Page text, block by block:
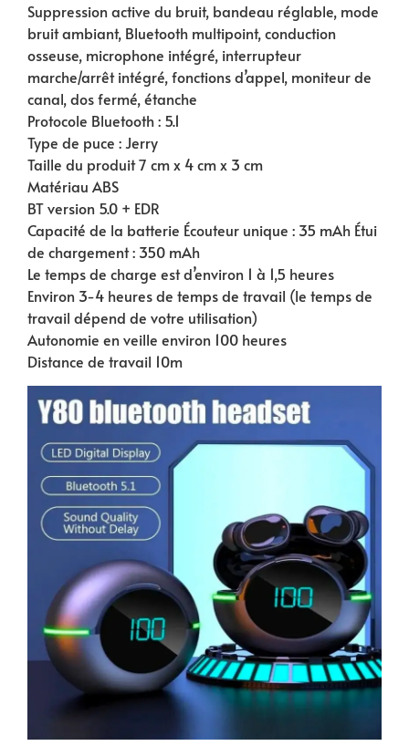
Suppression active du bruit, bandeau réglable, mode
bruit ambiant, Bluetooth multipoint, conduction
osseuse, microphone intégré, interrupteur
marche/arrêt intégré, fonctions d’appel, moniteur de
canal, dos fermé, étanche
Protocole Bluetooth : 5.1
Type de puce : Jerry
Taille du produit 7 cm x 4 cm x 3 cm
Matériau ABS
BT version 5.0 + EDR
Capacité de la batterie Écouteur unique : 35 mAh Étui
de chargement : 350 mAh
Le temps de charge est d’environ 1 à 1,5 heures
Environ 3-4 heures de temps de travail (le temps de
travail dépend de votre utilisation)
Autonomie en veille environ 100 heures
Distance de travail 10m